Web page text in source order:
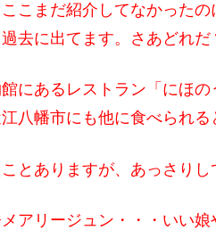
こまだ紹介してなかったの
去に出てます。さあどれだ
にあるレストラン「にほ
八幡市にも他に食べられる
とありますが、あっさりし
アリージュン・・・いい娘